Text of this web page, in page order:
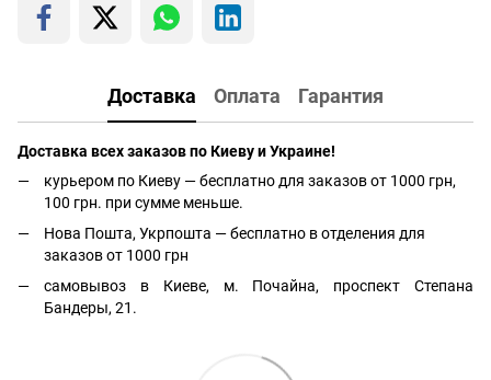
Доставка Оплата Гарантия
Доставка всех заказов по Киеву и Украине!
курьером по Киеву — бесплатно для заказов от 1000 грн,
100 грн. при сумме меньше.
Нова Пошта, Укрпошта — бесплатно в отделения для
заказов от 1000 грн
самовывоз в Киеве, м. Почайна, проспект Степана
Бандеры, 21.